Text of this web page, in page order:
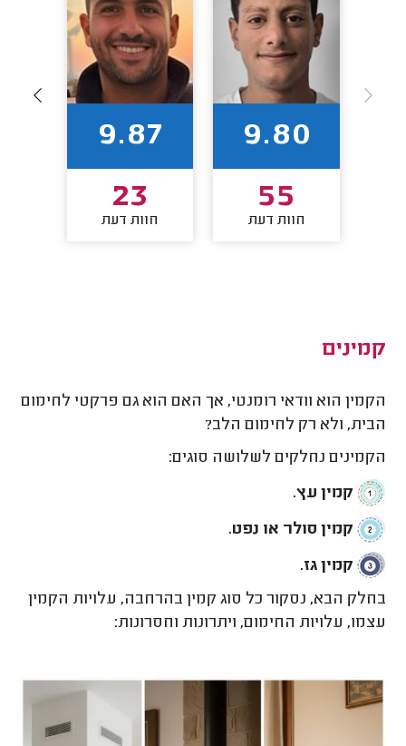
9.80
55
חוות דעת
9.87
23
חוות דעת
קמינים
הקמין הוא וודאי רומנטי, אך האם הוא גם פרקטי לחימום
הבית, ולא רק לחימום הלב?
הקמינים נחלקים לשלושה סוגים:
קמין עץ.
קמין סולר או נפט.
קמין גז.
בחלק הבא, נסקור כל סוג קמין בהרחבה, עלויות הקמין
עצמו, עלויות החימום, ויתרונות וחסרונות: